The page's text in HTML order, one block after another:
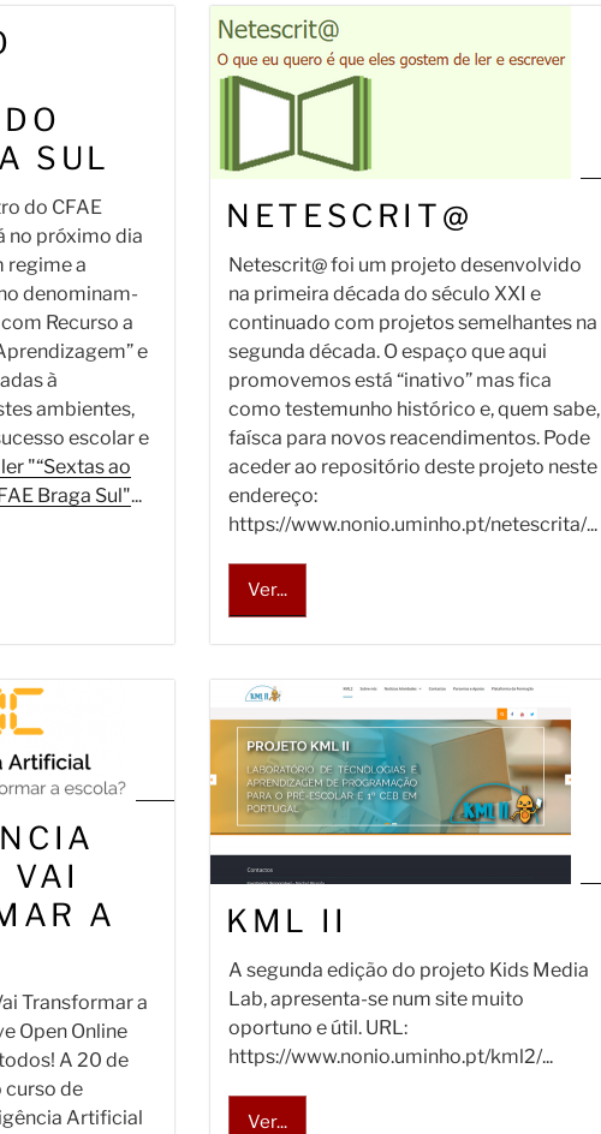
SUL
do CFAE
no próximo dia
regime a
denominam-
Recurso a
e
à
ambientes,
escolar e
"“Sextas ao
Braga Sul"...
NETESCRIT@
Netescrit@ foi um projeto desenvolvido
na primeira década do século XXI e
continuado com projetos semelhantes na
segunda década. O espaço que aqui
promovemos está “inativo” mas fica
como testemunho histórico e, quem sabe,
faísca para novos reacendimentos. Pode
aceder ao repositório deste projeto neste
endereço:
https://www.nonio.uminho.pt/netescrita/...
Ver...
VAI
A
Transformar a
Open Online
A 20 de
curso de
Artificial
KML II
A segunda edição do projeto Kids Media
Lab, apresenta-se num site muito
oportuno e útil. URL:
https://www.nonio.uminho.pt/kml2/...
Ver...